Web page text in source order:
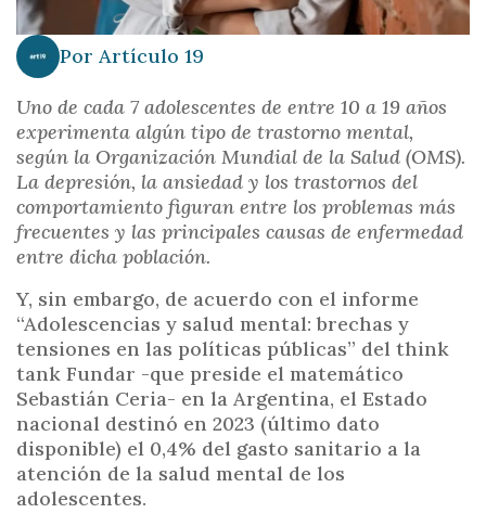
Por Artículo 19
Uno de cada 7 adolescentes de entre 10 a 19 años
experimenta algún tipo de trastorno mental,
según la Organización Mundial de la Salud (OMS).
La depresión, la ansiedad y los trastornos del
comportamiento figuran entre los problemas más
frecuentes y las principales causas de enfermedad
entre dicha población.
Y, sin embargo, de acuerdo con el informe
“Adolescencias y salud mental: brechas y
tensiones en las políticas públicas” del think
tank Fundar -que preside el matemático
Sebastián Ceria- en la Argentina, el Estado
nacional destinó en 2023 (último dato
disponible) el 0,4% del gasto sanitario a la
atención de la salud mental de los
adolescentes.